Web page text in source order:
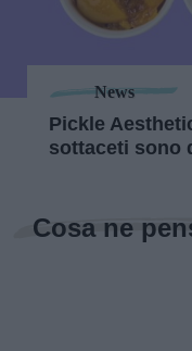
News
Pickle
sottaceti sono
Cosa ne